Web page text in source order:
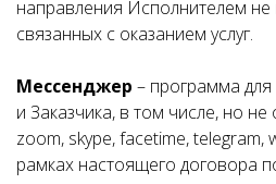
направления Исполнителем
связанных с оказанием услуг.
Мессенджер – программа
и Заказчика, в том числе, но не
zoom, skype, facetime, telegram,
рамках настоящего договора